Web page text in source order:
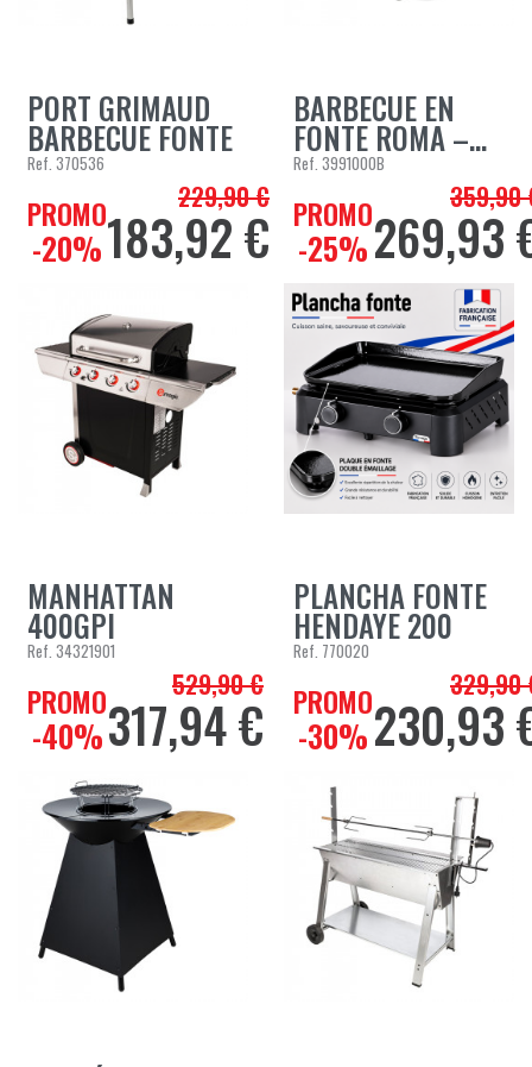
PORT GRIMAUD
BARBECUE FONTE
Ref. 370536
PROMO
-20%
Prix de base
229,90 €
Prix
183,92 €
BARBECUE EN
FONTE ROMA –...
Ref. 3991000B
PROMO
-25%
Prix de
359,90
Prix
269,93
MANHATTAN
400GPI
Ref. 34321901
PROMO
-40%
Prix de base
529,90 €
Prix
317,94 €
PLANCHA FONTE
HENDAYE 200
Ref. 770020
PROMO
-30%
Prix de
329,90
Prix
230,93